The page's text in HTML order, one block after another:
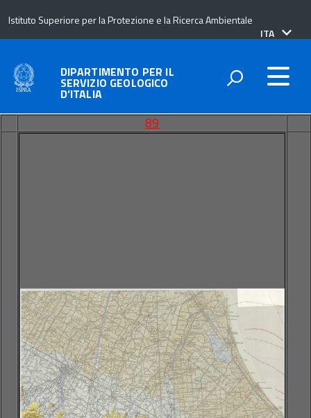
Istituto Superiore per la Protezione e la Ricerca Ambientale
lingua
ITA
DIPARTIMENTO PER IL
SERVIZIO GEOLOGICO
D’ITALIA
89